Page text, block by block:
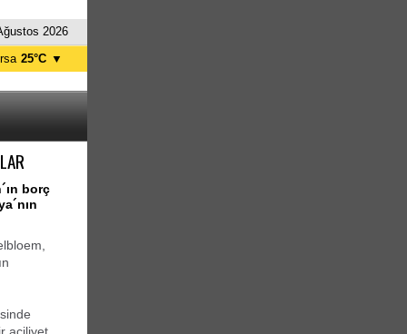
2026
25°C ▼
borç